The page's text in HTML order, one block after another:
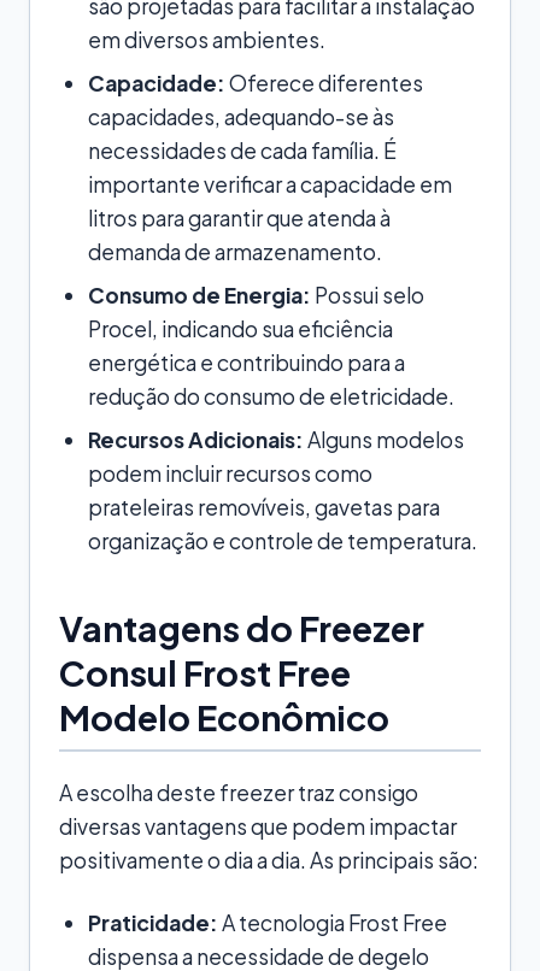
são projetadas para facilitar a instalação
em diversos ambientes.
Capacidade: Oferece diferentes
capacidades, adequando-se às
necessidades de cada família. É
importante verificar a capacidade em
litros para garantir que atenda à
demanda de armazenamento.
Consumo de Energia: Possui selo
Procel, indicando sua eficiência
energética e contribuindo para a
redução do consumo de eletricidade.
Recursos Adicionais: Alguns modelos
podem incluir recursos como
prateleiras removíveis, gavetas para
organização e controle de temperatura.
Vantagens do Freezer
Consul Frost Free
Modelo Econômico
A escolha deste freezer traz consigo
diversas vantagens que podem impactar
positivamente o dia a dia. As principais são:
Praticidade: A tecnologia Frost Free
dispensa a necessidade de degelo